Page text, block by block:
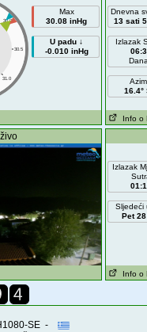
30.0
30.5
31.0
Max
30.08 inHg
U padu ↓
-0.010 inHg
Dnevna
13 sati
Izlazak
16.4°
Info o
Izlazak
Sljedeći
Pet
Info o
SE -